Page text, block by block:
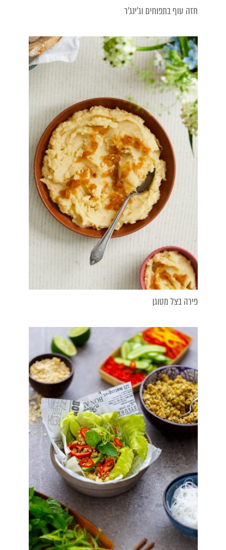
חזה עוף בתפוחים וג'ינג'ר
פירה בצל מטוגן